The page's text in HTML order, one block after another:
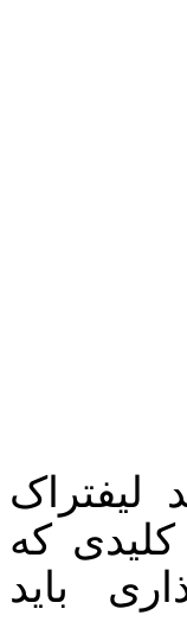
لیفتراک
۷ نکته کلیدی که
باید